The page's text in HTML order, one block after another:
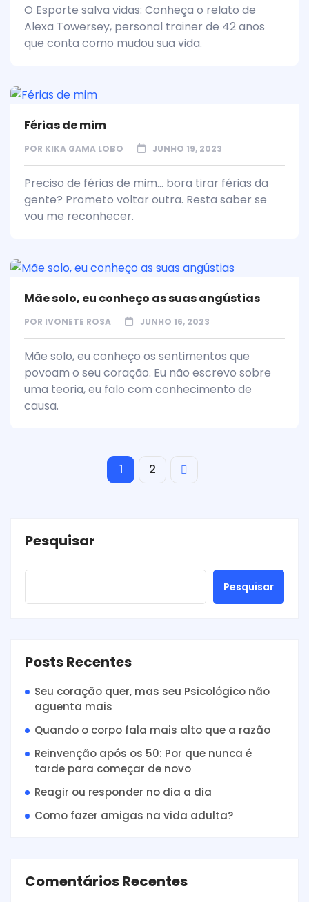
O Esporte salva vidas: Conheça o relato de
Alexa Towersey, personal trainer de 42 anos
que conta como mudou sua vida.
Férias de mim
POR KIKA GAMA LOBO JUNHO 19, 2023
Preciso de férias de mim... bora tirar férias da
gente? Prometo voltar outra. Resta saber se
vou me reconhecer.
Mãe solo, eu conheço as suas angústias
POR IVONETE ROSA JUNHO 16, 2023
Mãe solo, eu conheço os sentimentos que
povoam o seu coração. Eu não escrevo sobre
uma teoria, eu falo com conhecimento de
causa.
1 2
Pesquisar
Pesquisar
Posts Recentes
Seu coração quer, mas seu Psicológico não
aguenta mais
Quando o corpo fala mais alto que a razão
Reinvenção após os 50: Por que nunca é
tarde para começar de novo
Reagir ou responder no dia a dia
Como fazer amigas na vida adulta?
Comentários Recentes